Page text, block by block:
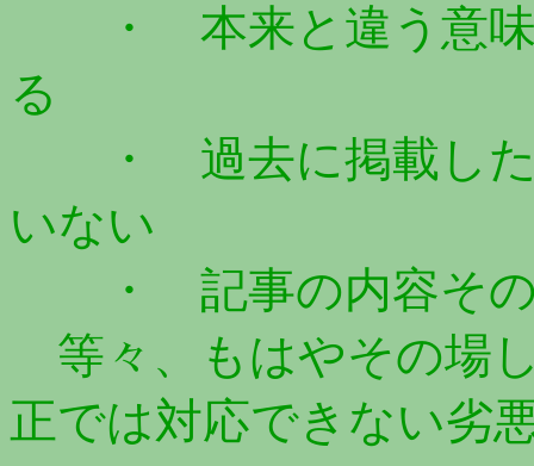
・ 本来と違う意味
る
・ 過去に掲載した
いない
・ 記事の内容その
等々、もはやその場
正では対応できない劣